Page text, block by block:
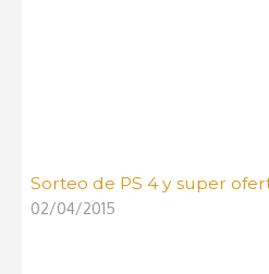
Sorteo de PS 4 y super
02/04/2015